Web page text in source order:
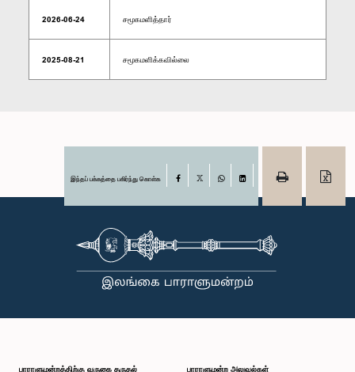
2026-06-24 சமூகமளித்தார்
2025-08-21 சமூகமளிக்கவில்லை
இந்தப் பக்கத்தை பகிர்ந்து கொள்க Facebook
பாராளுமன்றத்திற்கு வருகை தருதல் பாராளுமன்ற அலுவல்கள்